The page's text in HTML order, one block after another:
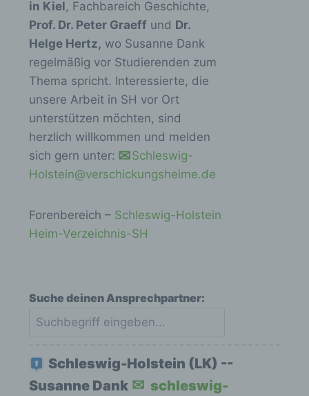
in Kiel, Fachbareich Geschichte,
Prof. Dr. Peter Graeff und Dr.
Helge Hertz, wo Susanne Dank
regelmäßig vor Studierenden zum
Thema spricht. Interessierte, die
unsere Arbeit in SH vor Ort
unterstützen möchten, sind
herzlich willkommen und melden
sich gern unter:
Schleswig-
Holstein@verschickungsheime.de
Forenbereich – Schleswig-Holstein
Heim-Verzeichnis-SH
Suche deinen Ansprechpartner:
Schleswig-Holstein (LK) --
Susanne Dank
schleswig-